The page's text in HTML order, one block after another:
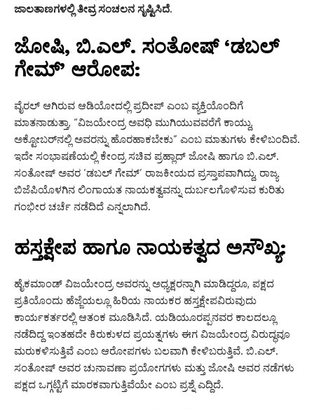
ಜಾಲತಾಣಗಳಲ್ಲಿ ತೀವ್ರ ಸಂಚಲನ ಸೃಷ್ಟಿಸಿದೆ.
ಜೋಷಿ, ಬಿ.ಎಲ್. ಸಂತೋಷ್ ‘ಡಬಲ್
ಗೇಮ್’ ಆರೋಪ:
ವೈರಲ್ ಆಗಿರುವ ಆಡಿಯೋದಲ್ಲಿ ಪ್ರದೀಪ್ ಎಂಬ ವ್ಯಕ್ತಿಯೊಂದಿಗೆ
ಮಾತನಾಡುತ್ತಾ, “ವಿಜಯೇಂದ್ರ ಅವಧಿ ಮುಗಿಯುವವರೆಗೆ ಕಾಯ್ದು,
ಅಕ್ಟೋಬರ್‌ನಲ್ಲಿ ಅವರನ್ನು ಹೊರಹಾಕಬೇಕು” ಎಂಬ ಮಾತುಗಳು ಕೇಳಿಬಂದಿವೆ.
ಇದೇ ಸಂಭಾಷಣೆಯಲ್ಲಿ ಕೇಂದ್ರ ಸಚಿವ ಪ್ರಹ್ಲಾದ್ ಜೋಷಿ ಹಾಗೂ ಬಿ.ಎಲ್.
ಸಂತೋಷ್ ಅವರ ‘ಡಬಲ್ ಗೇಮ್’ ರಾಜಕೀಯದ ಪ್ರಸ್ತಾಪವಾಗಿದ್ದು, ರಾಜ್ಯ
ಬಿಜೆಪಿಯೊಳಗಿನ ಲಿಂಗಾಯತ ನಾಯಕತ್ವವನ್ನು ದುರ್ಬಲಗೊಳಿಸುವ ಕುರಿತು
ಗಂಭೀರ ಚರ್ಚೆ ನಡೆದಿದೆ ಎನ್ನಲಾಗಿದೆ.
ಹಸ್ತಕ್ಷೇಪ ಹಾಗೂ ನಾಯಕತ್ವದ ಅಸೌಖ್ಯ:
ಹೈಕಮಾಂಡ್ ವಿಜಯೇಂದ್ರ ಅವರನ್ನು ಅಧ್ಯಕ್ಷರನ್ನಾಗಿ ಮಾಡಿದ್ದರೂ, ಪಕ್ಷದ
ಪ್ರತಿಯೊಂದು ಹೆಜ್ಜೆಯಲ್ಲೂ ಹಿರಿಯ ನಾಯಕರ ಹಸ್ತಕ್ಷೇಪವಿರುವುದು
ಕಾರ್ಯಕರ್ತರಲ್ಲಿ ಆತಂಕ ಮೂಡಿಸಿದೆ. ಯಡಿಯೂರಪ್ಪನವರ ಕಾಲದಲ್ಲೂ
ನಡೆದಿದ್ದ ಇಂತಹದೇ ಕಿರುಕುಳದ ಪ್ರಯತ್ನಗಳು ಈಗ ವಿಜಯೇಂದ್ರ ವಿರುದ್ಧವೂ
ಮರುಕಳಿಸುತ್ತಿವೆ ಎಂಬ ಆರೋಪಗಳು ಬಲವಾಗಿ ಕೇಳಿಬರುತ್ತಿವೆ. ಬಿ.ಎಲ್.
ಸಂತೋಷ್ ಅವರ ಚುನಾವಣಾ ಪ್ರಯೋಗಗಳು ಮತ್ತು ಜೋಷಿ ಅವರ ನಡೆಗಳು
ಪಕ್ಷದ ಒಗ್ಗಟ್ಟಿಗೆ ಮಾರಕವಾಗುತ್ತಿವೆಯೇ ಎಂಬ ಪ್ರಶ್ನೆ ಎದ್ದಿದೆ.